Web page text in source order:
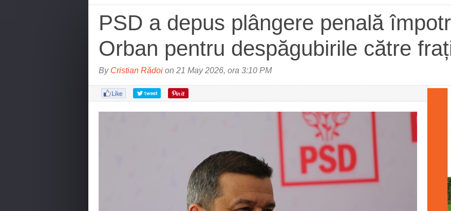
CARANSEBEȘ
ANINA
BOCŞA
ORAVIȚA
OȚELU ROŞU
TIMIȘOARA
NAȚIONAL
SOCIAL
INTERVIURILE
TEHNIT
FANTASTICUL BANAT
TRAVEL VLOG
PSD a depus plângere penală
Orban pentru despăgubirile către
By Cristian Rădoi on 21 May 2026, ora 3:10 PM